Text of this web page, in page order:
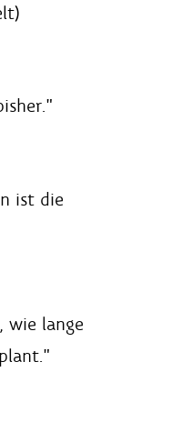
ist die
wie lange